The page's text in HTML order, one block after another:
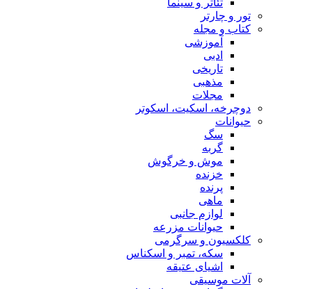
تئاتر و سینما
تور و چارتر
کتاب و مجله
آموزشی
ادبی
تاریخی
مذهبی
مجلات
دوچرخه، اسکیت، اسکوتر
حیوانات
سگ
گربه
موش و خرگوش
خزنده
پرنده
ماهی
لوازم جانبی
حیوانات مزرعه
کلکسیون و سرگرمی
سکه، تمبر و اسکناس
اشیای عتیقه
آلات موسیقی